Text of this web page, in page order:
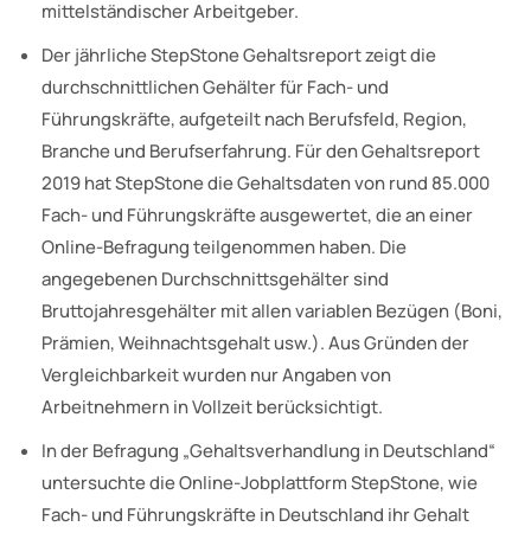
mittelständischer Arbeitgeber.
Der jährliche StepStone Gehaltsreport zeigt die
durchschnittlichen Gehälter für Fach- und
Führungskräfte, aufgeteilt nach Berufsfeld, Region,
Branche und Berufserfahrung. Für den Gehaltsreport
2019 hat StepStone die Gehaltsdaten von rund 85.000
Fach- und Führungskräfte ausgewertet, die an einer
Online-Befragung teilgenommen haben. Die
angegebenen Durchschnittsgehälter sind
Bruttojahresgehälter mit allen variablen Bezügen (Boni,
Prämien, Weihnachtsgehalt usw.). Aus Gründen der
Vergleichbarkeit wurden nur Angaben von
Arbeitnehmern in Vollzeit berücksichtigt.
In der Befragung „Gehaltsverhandlung in Deutschland“
untersuchte die Online-Jobplattform StepStone, wie
Fach- und Führungskräfte in Deutschland ihr Gehalt